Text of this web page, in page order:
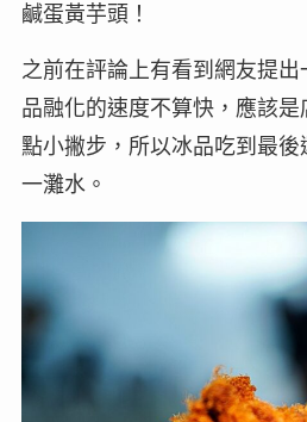
鹹蛋黃芋頭！
之前在評論上有看到網友提
品融化的速度不算快，應該
點小撇步，所以冰品吃到最
一灘水。